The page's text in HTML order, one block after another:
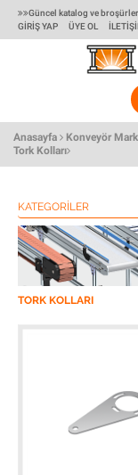
Güncel katalog ve
GIRIŞ YAP
ÜYE OL
Anasayfa Konveyör
Tork Kolları
KATEGORILER
TORK KOLLARI